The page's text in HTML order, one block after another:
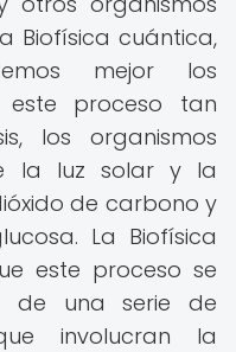
Biofísica cuántica,
mejor los
este proceso tan
los organismos
la luz solar y la
de carbono y
La Biofísica
este proceso se
una serie de
involucran la